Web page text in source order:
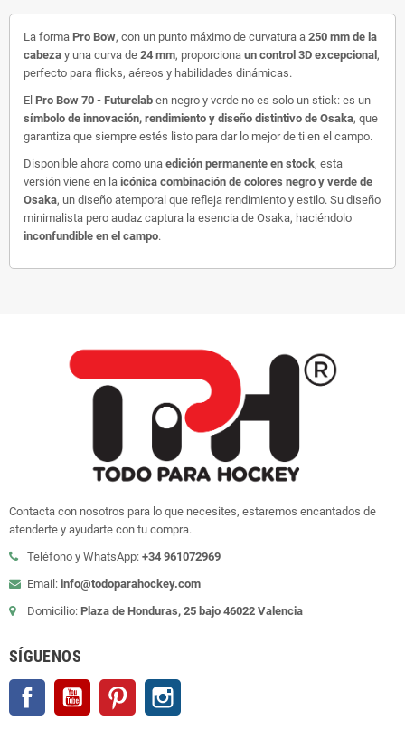
La forma Pro Bow, con un punto máximo de curvatura a 250 mm de la
cabeza y una curva de 24 mm, proporciona un control 3D excepcional,
perfecto para flicks, aéreos y habilidades dinámicas.
El Pro Bow 70 - Futurelab en negro y verde no es solo un stick: es un
símbolo de innovación, rendimiento y diseño distintivo de Osaka, que
garantiza que siempre estés listo para dar lo mejor de ti en el campo.
Disponible ahora como una edición permanente en stock, esta
versión viene en la icónica combinación de colores negro y verde de
Osaka, un diseño atemporal que refleja rendimiento y estilo. Su diseño
minimalista pero audaz captura la esencia de Osaka, haciéndolo
inconfundible en el campo.
Contacta con nosotros para lo que necesites, estaremos encantados de
atenderte y ayudarte con tu compra.
Teléfono y WhatsApp: +34 961072969
Email: info@todoparahockey.com
Domicilio: Plaza de Honduras, 25 bajo 46022 Valencia
SÍGUENOS
Facebook YouTube Pinterest